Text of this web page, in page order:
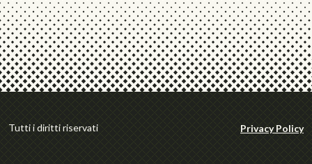
Tutti i diritti riservati Privacy Policy